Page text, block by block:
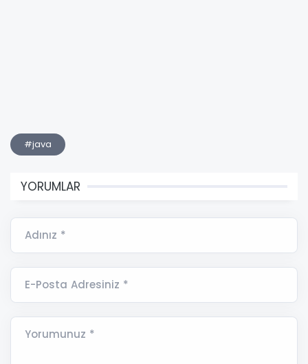
#java
YORUMLAR
Adınız *
E-Posta Adresiniz *
Yorumunuz *